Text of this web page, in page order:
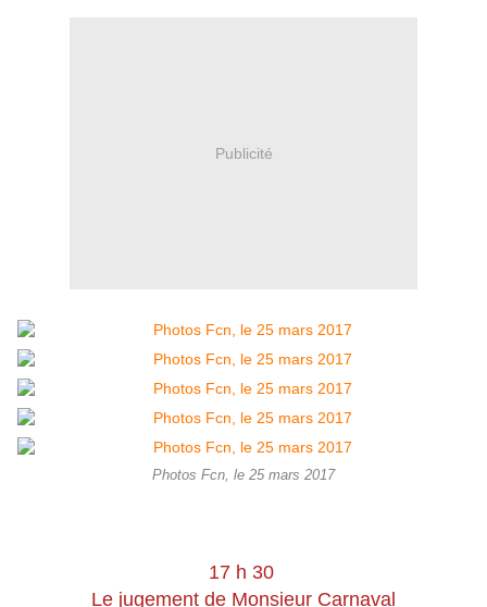
Publicité
Photos Fcn, le 25 mars 2017
17 h 30
Le jugement de Monsieur Carnaval